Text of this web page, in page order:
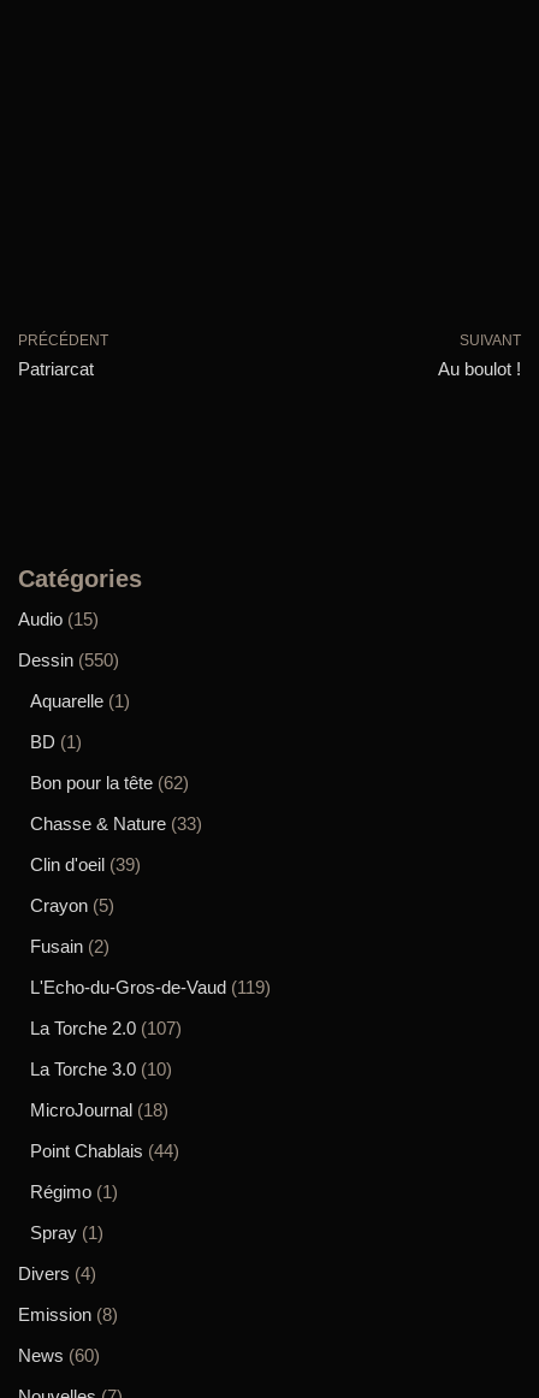
PRÉCÉDENT
Patriarcat
SUIVANT
Au boulot !
Catégories
Audio (15)
Dessin (550)
Aquarelle (1)
BD (1)
Bon pour la tête (62)
Chasse & Nature (33)
Clin d'oeil (39)
Crayon (5)
Fusain (2)
L'Echo-du-Gros-de-Vaud (119)
La Torche 2.0 (107)
La Torche 3.0 (10)
MicroJournal (18)
Point Chablais (44)
Régimo (1)
Spray (1)
Divers (4)
Emission (8)
News (60)